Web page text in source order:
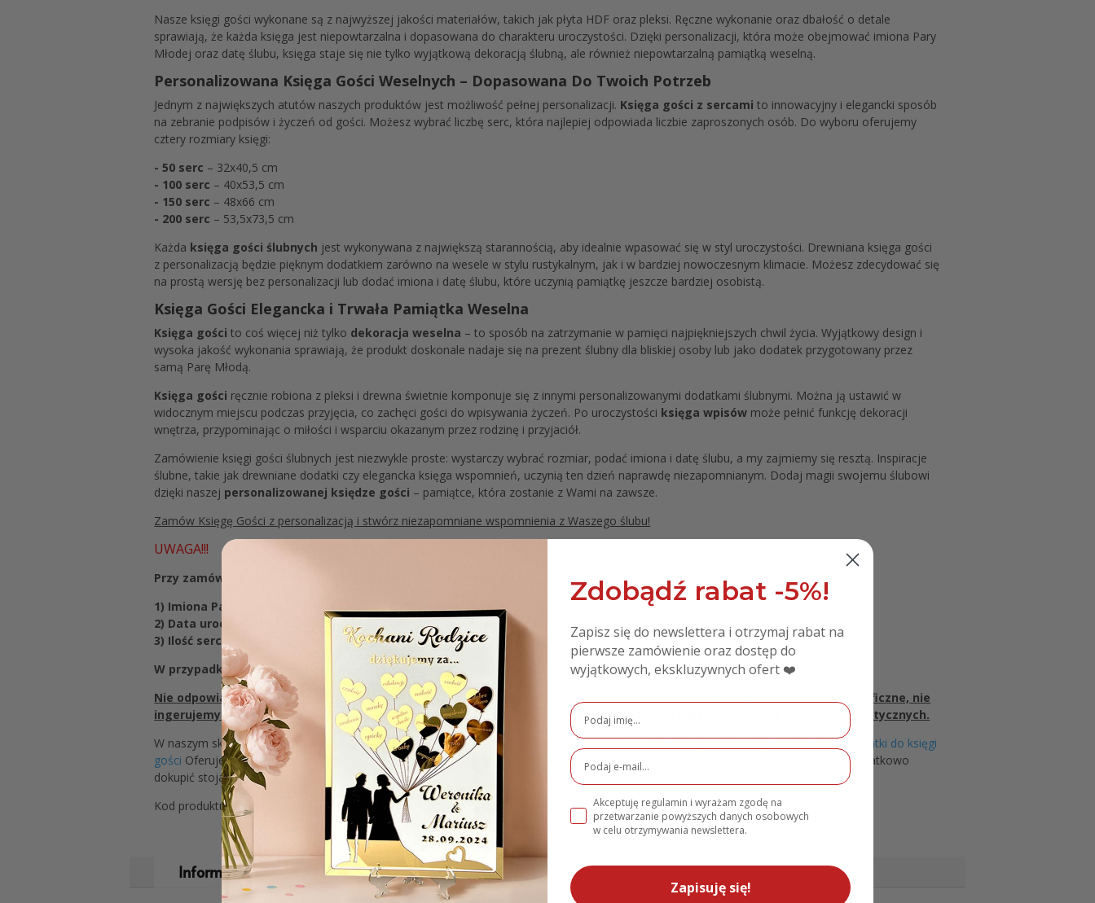
Nasze księgi gości wykonane są z najwyższej jakości materiałów, takich jak płyta HDF oraz pleksi. Ręczne wykonanie oraz dbałość o detale
sprawiają, że każda księga jest niepowtarzalna i dopasowana do charakteru uroczystości. Dzięki personalizacji, która może obejmować imiona Pary
Młodej oraz datę ślubu, księga staje się nie tylko wyjątkową dekoracją ślubną, ale również niepowtarzalną pamiątką weselną.
Personalizowana Księga Gości Weselnych – Dopasowana Do Twoich Potrzeb
Jednym z największych atutów naszych produktów jest możliwość pełnej personalizacji. Księga gości z sercami to innowacyjny i elegancki sposób
na zebranie podpisów i życzeń od gości. Możesz wybrać liczbę serc, która najlepiej odpowiada liczbie zaproszonych osób. Do wyboru oferujemy
cztery rozmiary księgi:
- 50 serc – 32x40,5 cm
- 100 serc – 40x53,5 cm
- 150 serc – 48x66 cm
- 200 serc – 53,5x73,5 cm
Każda księga gości ślubnych jest wykonywana z największą starannością, aby idealnie wpasować się w styl uroczystości. Drewniana księga gości
z personalizacją będzie pięknym dodatkiem zarówno na wesele w stylu rustykalnym, jak i w bardziej nowoczesnym klimacie. Możesz zdecydować się
na prostą wersję bez personalizacji lub dodać imiona i datę ślubu, które uczynią pamiątkę jeszcze bardziej osobistą.
Księga Gości Elegancka i Trwała Pamiątka Weselna
Księga gości to coś więcej niż tylko dekoracja weselna – to sposób na zatrzymanie w pamięci najpiękniejszych chwil życia. Wyjątkowy design i
wysoka jakość wykonania sprawiają, że produkt doskonale nadaje się na prezent ślubny dla bliskiej osoby lub jako dodatek przygotowany przez
samą Parę Młodą.
Księga gości ręcznie robiona z pleksi i drewna świetnie komponuje się z innymi personalizowanymi dodatkami ślubnymi. Można ją ustawić w
widocznym miejscu podczas przyjęcia, co zachęci gości do wpisywania życzeń. Po uroczystości księga wpisów może pełnić funkcję dekoracji
wnętrza, przypominając o miłości i wsparciu okazanym przez rodzinę i przyjaciół.
Zamówienie księgi gości ślubnych jest niezwykle proste: wystarczy wybrać rozmiar, podać imiona i datę ślubu, a my zajmiemy się resztą. Inspiracje
ślubne, takie jak drewniane dodatki czy elegancka księga wspomnień, uczynią ten dzień naprawdę niezapomnianym. Dodaj magii swojemu ślubowi
dzięki naszej personalizowanej księdze gości – pamiątce, która zostanie z Wami na zawsze.
Zamów Księgę Gości z personalizacją i stwórz niezapomniane wspomnienia z Waszego ślubu!
UWAGA!!!
Przy zamówieniu prosimy o podanie danych do personalizacji:
1) Imiona Pary Młodej:
Weronika & Michał (proszę nie pisać wszystkich liter wielkich)
2) Data uroczystości:
1 czerwca 2024 (prosimy zachować dokładnie taką formę daty)
3) Ilość serc: 50 szt,100 szt,150 szt, 200 szt (proszę wybrać oferowaną ilość serc)
W przypadku nie podania którejkolwiek z danych, produkty zostaną wykonane bez danej personalizacji.
Nie odpowiadamy za: wszelkiego rodzaju literówki, błędną odmianę, pisanie wszystkimi dużymi literami czy błędy ortograficzne, nie
ingerujemy w treść, tylko ją kopiujemy i drukujemy, dlatego prosimy o staranne podanie personalizacji wg powyższych wytycznych.
W naszym sklepie internetowym znajdziecie Państwo szeroką ofertę ksiąg gościKsięgi gości, dostosowanych do każdych potrzeb.
Dodatki do księgi
gości Oferujemy księgi w różnych formatach, z różnymi materiałami i elementami dekoracyjnymi. Do oferowanego modelu można dodatkowo
dokupić stojak.
Kod produktu: Księga Gości pleksi z tłem Ślubna Personalizowana MD1165, Nit do księgo gości.
Informacje dodatkowe
Zdobądź rabat -5%!
Zapisz się do newslettera i otrzymaj rabat na
pierwsze zamówienie oraz dostęp do
wyjątkowych, ekskluzywnych ofert ❤️
Akceptuję regulamin i wyrażam zgodę na
przetwarzanie powyższych danych osobowych
w celu otrzymywania newslettera.
Zapisuję się!